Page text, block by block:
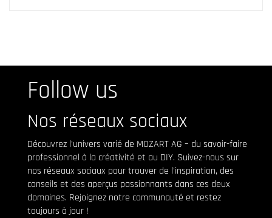
Follow us
Nos réseaux sociaux
Découvrez l’univers varié de MOZART AG – du savoir-faire
professionnel à la créativité et au DIY. Suivez-nous sur
nos réseaux sociaux pour trouver de l'inspiration, des
conseils et des aperçus passionnants dans ces deux
domaines. Rejoignez notre communauté et restez
toujours à jour !